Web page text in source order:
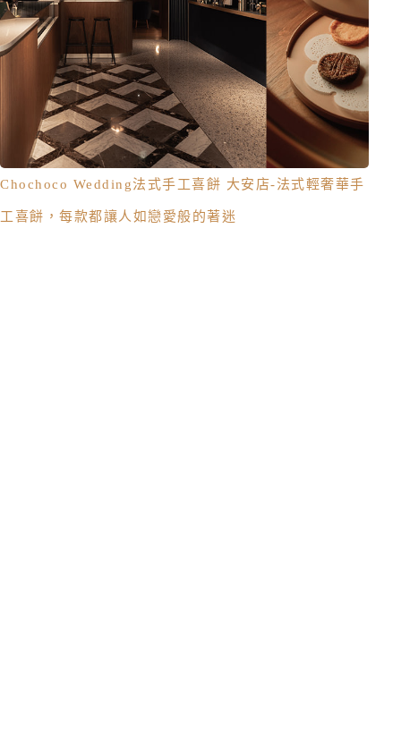
Chochoco Wedding法式手工喜餅 大安店-法式輕奢華手
工喜餅，每款都讓人如戀愛般的著迷